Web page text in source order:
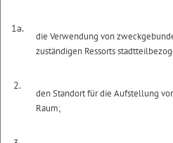
1a.
die Verwendung von
zuständigen Ressorts
2.
den Standort für die Aufstellung
Raum;